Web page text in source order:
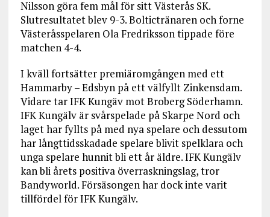
Nilsson göra fem mål för sitt Västerås SK.
Slutresultatet blev 9-3. Boltictränaren och forne
Västeråsspelaren Ola Fredriksson tippade före
matchen 4-4.
I kväll fortsätter premiäromgången med ett
Hammarby – Edsbyn på ett välfyllt Zinkensdam.
Vidare tar IFK Kungäv mot Broberg Söderhamn.
IFK Kungälv är svårspelade på Skarpe Nord och
laget har fyllts på med nya spelare och dessutom
har långttidsskadade spelare blivit spelklara och
unga spelare hunnit bli ett år äldre. IFK Kungälv
kan bli årets positiva överraskningslag, tror
Bandyworld. Försäsongen har dock inte varit
tillfördel för IFK Kungälv.